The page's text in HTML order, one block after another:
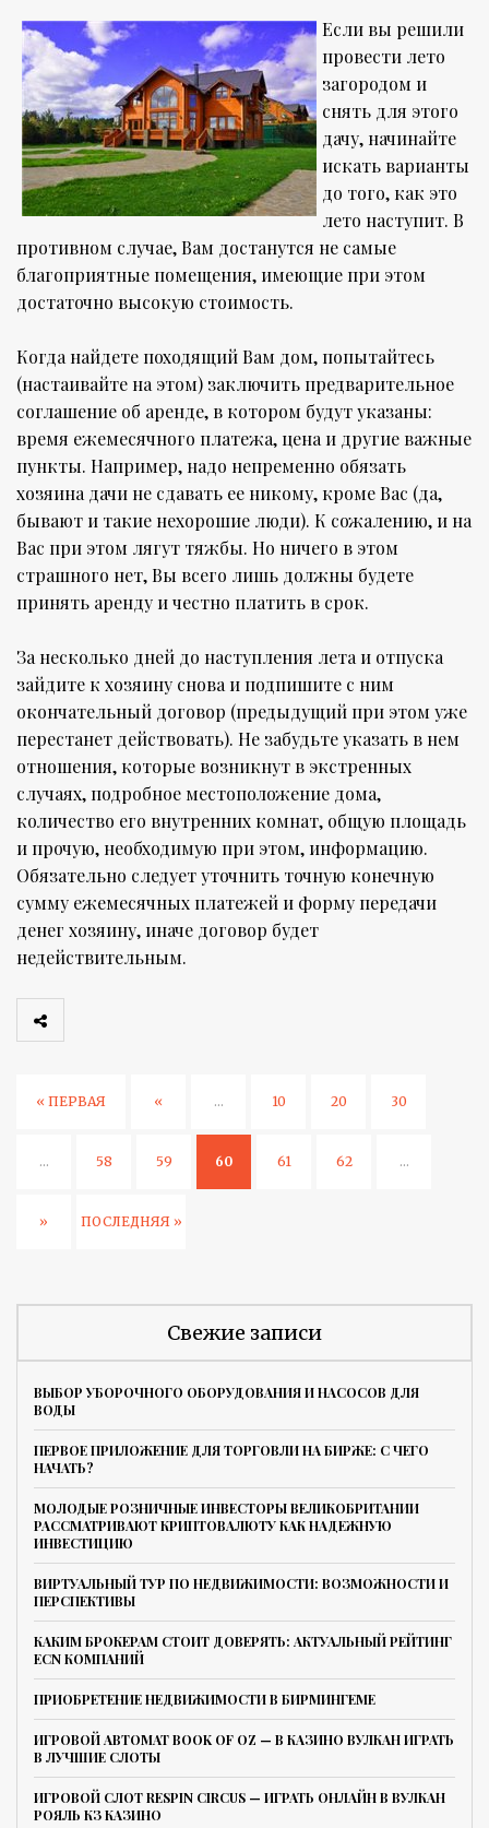
Если вы решили
провести лето
загородом и
снять для этого
дачу, начинайте
искать варианты
до того, как это
лето наступит. В
противном случае, Вам достанутся не самые
благоприятные помещения, имеющие при этом
достаточно высокую стоимость.
Когда найдете походящий Вам дом, попытайтесь
(настаивайте на этом) заключить предварительное
соглашение об аренде, в котором будут указаны:
время ежемесячного платежа, цена и другие важные
пункты. Например, надо непременно обязать
хозяина дачи не сдавать ее никому, кроме Вас (да,
бывают и такие нехорошие люди). К сожалению, и на
Вас при этом лягут тяжбы. Но ничего в этом
страшного нет, Вы всего лишь должны будете
принять аренду и честно платить в срок.
За несколько дней до наступления лета и отпуска
зайдите к хозяину снова и подпишите с ним
окончательный договор (предыдущий при этом уже
перестанет действовать). Не забудьте указать в нем
отношения, которые возникнут в экстренных
случаях, подробное местоположение дома,
количество его внутренних комнат, общую площадь
и прочую, необходимую при этом, информацию.
Обязательно следует уточнить точную конечную
сумму ежемесячных платежей и форму передачи
денег хозяину, иначе договор будет
недействительным.
« ПЕРВАЯ « ... 10 20 30
... 58 59 60 61 62 ...
» ПОСЛЕДНЯЯ »
Свежие записи
ВЫБОР УБОРОЧНОГО ОБОРУДОВАНИЯ И НАСОСОВ ДЛЯ
ВОДЫ
ПЕРВОЕ ПРИЛОЖЕНИЕ ДЛЯ ТОРГОВЛИ НА БИРЖЕ: С ЧЕГО
НАЧАТЬ?
МОЛОДЫЕ РОЗНИЧНЫЕ ИНВЕСТОРЫ ВЕЛИКОБРИТАНИИ
РАССМАТРИВАЮТ КРИПТОВАЛЮТУ КАК НАДЕЖНУЮ
ИНВЕСТИЦИЮ
ВИРТУАЛЬНЫЙ ТУР ПО НЕДВИЖИМОСТИ: ВОЗМОЖНОСТИ И
ПЕРСПЕКТИВЫ
КАКИМ БРОКЕРАМ СТОИТ ДОВЕРЯТЬ: АКТУАЛЬНЫЙ РЕЙТИНГ
ECN КОМПАНИЙ
ПРИОБРЕТЕНИЕ НЕДВИЖИМОСТИ В БИРМИНГЕМЕ
ИГРОВОЙ АВТОМАТ BOOK OF OZ — В КАЗИНО ВУЛКАН ИГРАТЬ
В ЛУЧШИЕ СЛОТЫ
ИГРОВОЙ СЛОТ RESPIN CIRCUS — ИГРАТЬ ОНЛАЙН В ВУЛКАН
РОЯЛЬ КЗ КАЗИНО